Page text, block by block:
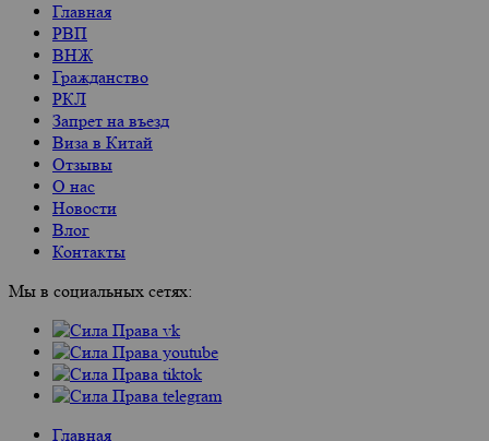
Главная
РВП
ВНЖ
Гражданство
РКЛ
Запрет на въезд
Виза в Китай
Отзывы
О нас
Новости
Влог
Контакты
Мы в социальных сетях:
Главная